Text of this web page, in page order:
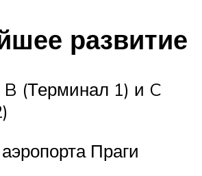
развитие
(Терминал 1) и C
Праги